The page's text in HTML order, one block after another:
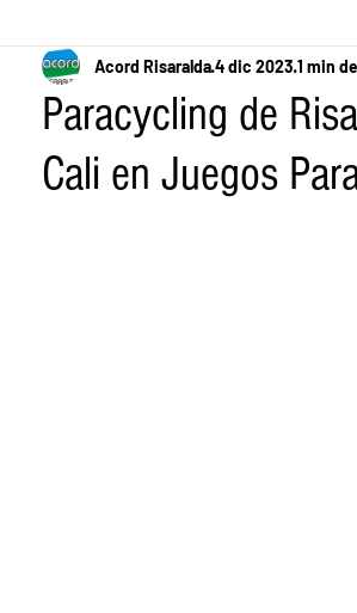
Paracycling de
Cali en Juegos
Acord Risaralda4 dic 2023 1 min